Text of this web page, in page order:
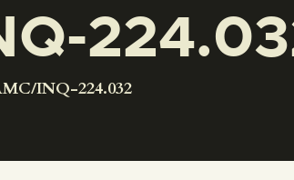
INQ-224.032